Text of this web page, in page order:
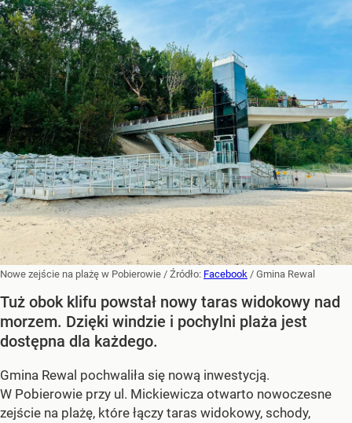
Nowe zejście na plażę w Pobierowie / Źródło: Facebook / Gmina Rewal
Tuż obok klifu powstał nowy taras widokowy nad
morzem. Dzięki windzie i pochylni plaża jest
dostępna dla każdego.
Gmina Rewal pochwaliła się nową inwestycją.
W Pobierowie przy ul. Mickiewicza otwarto nowoczesne
zejście na plażę, które łączy taras widokowy, schody,